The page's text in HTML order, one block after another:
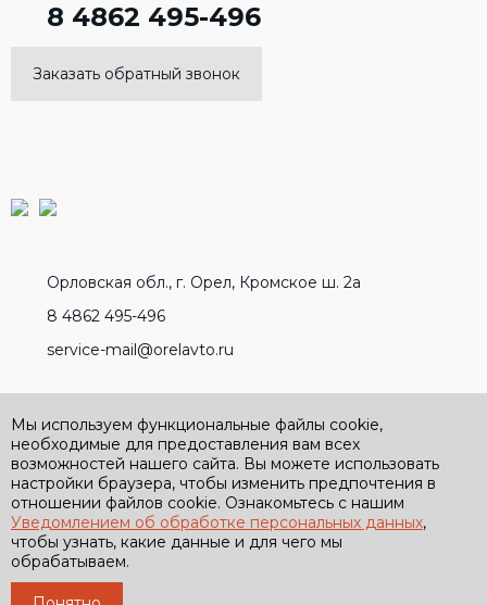
Мы используем функциональные файлы cookie,
необходимые для предоставления вам всех
возможностей нашего сайта. Вы можете использовать
настройки браузера, чтобы изменить предпочтения в
отношении файлов cookie. Ознакомьтесь с нашим
Уведомлением об обработке персональных данных,
чтобы узнать, какие данные и для чего мы
обрабатываем.
8 4862 495-496
Заказать обратный звонок
Орловская обл., г. Орел, Кромское ш. 2а
8 4862 495-496
service-mail@orelavto.ru
Политика обработки персональных данных
Политика конфиденциальности
Условия применения бонусной программы